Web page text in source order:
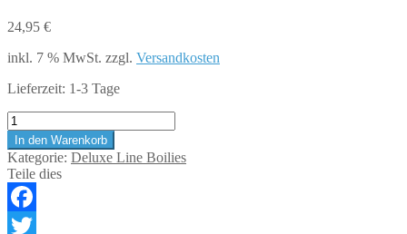
24,95 €
inkl. 7 % MwSt. zzgl. Versandkosten
Lieferzeit: 1-3 Tage
Deluxe
Line
Dark
Knights
Boilie-
Pellets
Menge
In den Warenkorb
Kategorie: Deluxe Line Boilies
Teile dies
Facebook